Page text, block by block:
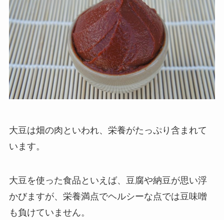
大豆は畑の肉といわれ、栄養がたっぷり含まれて
います。
大豆を使った食品といえば、豆腐や納豆が思い浮
かびますが、栄養満点でヘルシーな点では豆味噌
も負けていません。